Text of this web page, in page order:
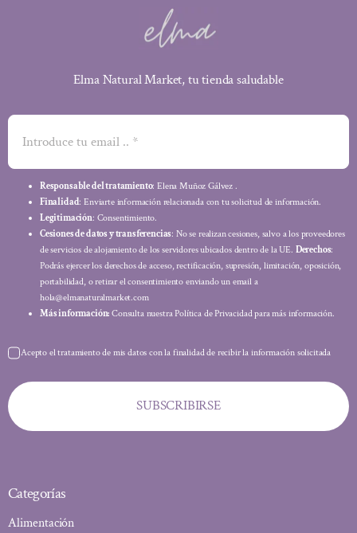
Elma Natural Market, tu tienda saludable
Responsable del tratamiento: Elena Muñoz Gálvez .
Finalidad: Enviarte información relacionada con tu solicitud de información.
Legitimación: Consentimiento.
Cesiones de datos y transferencias: No se realizan cesiones, salvo a los proveedores
de servicios de alojamiento de los servidores ubicados dentro de la UE. Derechos:
Podrás ejercer los derechos de acceso, rectificación, supresión, limitación, oposición,
portabilidad, o retirar el consentimiento enviando un email a
hola@elmanaturalmarket.com
Más información: Consulta nuestra Política de Privacidad para más información.
Acepto el tratamiento de mis datos con la finalidad de recibir la información solicitada
SUBSCRIBIRSE
Categorías
Alimentación